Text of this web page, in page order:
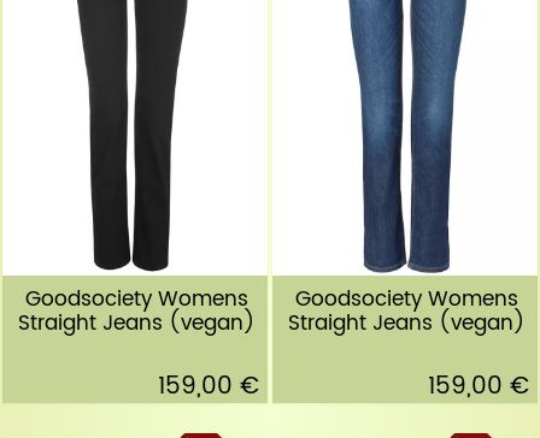
Goodsociety Womens
Straight Jeans (vegan)
159,00 €
Goodsociety Womens
Straight Jeans (vegan)
159,00 €